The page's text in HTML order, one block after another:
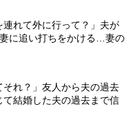
連れて外に行って？」夫が
に追い打ちをかける…妻の
それ？」友人から夫の過去
結婚した夫の過去まで信